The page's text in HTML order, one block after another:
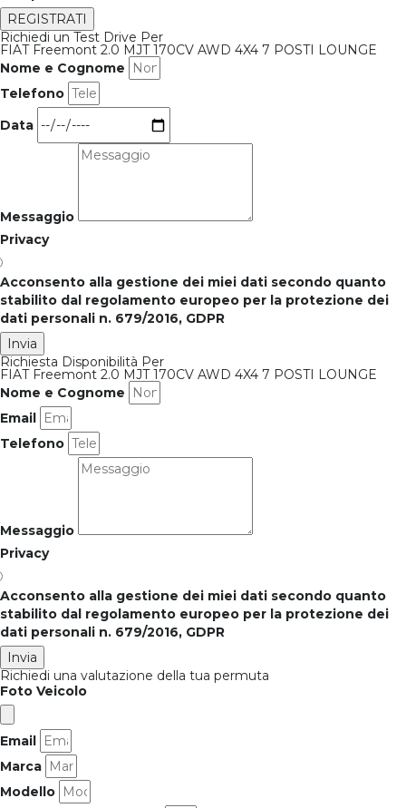
REGISTRATI
Richiedi un Test Drive Per
FIAT Freemont 2.0 MJT 170CV AWD 4X4 7 POSTI LOUNGE
Nome e Cognome
Telefono
Data
Messaggio
Privacy
Acconsento alla gestione dei miei dati secondo quanto
stabilito dal regolamento europeo per la protezione dei
dati personali n. 679/2016, GDPR
Invia
Richiesta Disponibilità Per
FIAT Freemont 2.0 MJT 170CV AWD 4X4 7 POSTI LOUNGE
Nome e Cognome
Email
Telefono
Messaggio
Privacy
Acconsento alla gestione dei miei dati secondo quanto
stabilito dal regolamento europeo per la protezione dei
dati personali n. 679/2016, GDPR
Invia
Richiedi una valutazione della tua permuta
Foto Veicolo
Email
Marca
Modello